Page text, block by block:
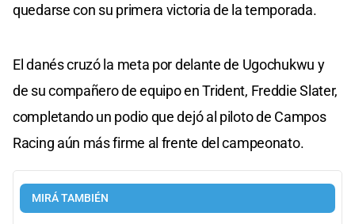
quedarse con su primera victoria de la temporada.
El danés cruzó la meta por delante de Ugochukwu y
de su compañero de equipo en Trident, Freddie Slater,
completando un podio que dejó al piloto de Campos
Racing aún más firme al frente del campeonato.
MIRÁ TAMBIÉN